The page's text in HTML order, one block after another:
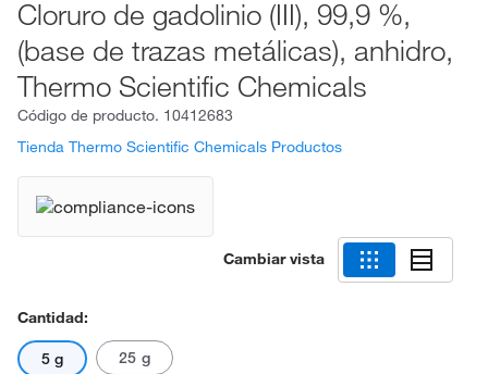
Cloruro de gadolinio (III), 99,9 %,
(base de trazas metálicas), anhidro,
Thermo Scientific Chemicals
Código de producto. 10412683
Tienda Thermo Scientific Chemicals Productos
Cambiar vista
Cantidad:
5 g 25 g